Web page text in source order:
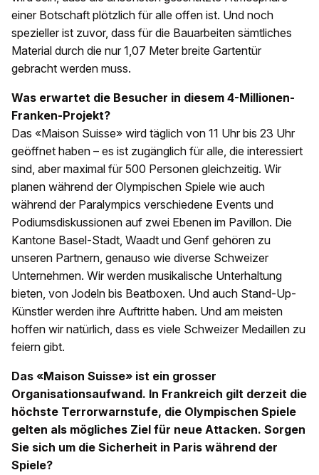
einer Botschaft plötzlich für alle offen ist. Und noch
spezieller ist zuvor, dass für die Bauarbeiten sämtliches
Material durch die nur 1,07 Meter breite Gartentür
gebracht werden muss.
Was erwartet die Besucher in diesem 4-Millionen-
Franken-Projekt?
Das «Maison Suisse» wird täglich von 11 Uhr bis 23 Uhr
geöffnet haben – es ist zugänglich für alle, die interessiert
sind, aber maximal für 500 Personen gleichzeitig. Wir
planen während der Olympischen Spiele wie auch
während der Paralympics verschiedene Events und
Podiumsdiskussionen auf zwei Ebenen im Pavillon. Die
Kantone Basel-Stadt, Waadt und Genf gehören zu
unseren Partnern, genauso wie diverse Schweizer
Unternehmen. Wir werden musikalische Unterhaltung
bieten, von Jodeln bis Beatboxen. Und auch Stand-Up-
Künstler werden ihre Auftritte haben. Und am meisten
hoffen wir natürlich, dass es viele Schweizer Medaillen zu
feiern gibt.
Das «Maison Suisse» ist ein grosser
Organisationsaufwand. In Frankreich gilt derzeit die
höchste Terrorwarnstufe, die Olympischen Spiele
gelten als mögliches Ziel für neue Attacken. Sorgen
Sie sich um die Sicherheit in Paris während der
Spiele?